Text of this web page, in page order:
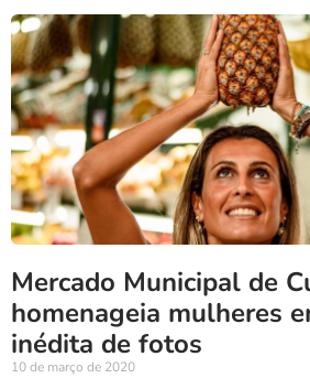
Mercado Municipal de
homenageia mulheres
inédita de fotos
10 de março de 2020